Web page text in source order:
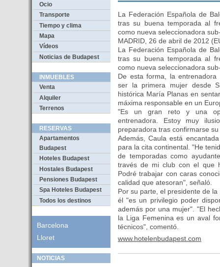
Ocio
Transporte
Tiempo y clima
Mapa
Vídeos
Noticias de Budapest
INMUEBLES
Venta
Alquiler
Terrenos
RESERVAS
Apartamentos
Budapest
Hoteles Budapest
Hostales Budapest
Pensiones Budapest
Spa Hoteles Budapest
Todos los destinos
Barcelona
Lloret
NOTICIAS
La Federación Española de
tras su buena temporada al
como nueva seleccionadora
MADRID, 26 de abril de 2012
La Federación Española de
tras su buena temporada al
como nueva seleccionadora
De esta forma, la
ser la primera mujer desde
histórica María Planas en
máxima responsable en un
"Es un gran reto y una
entrenadora. Estoy muy
preparadora tras confirmarse
Además, Caula está
para la cita continental. "He
de temporadas como
través de mi club con el que
Podré trabajar con caras
calidad que atesoran", señaló.
Por su parte, el presidente de
él "es un privilegio poder
además por una mujer". "El
la Liga Femenina es un aval
técnicos", comentó.
www.hotelenbudapest.com